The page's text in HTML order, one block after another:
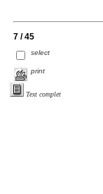
7 / 45
select
print
Text complet